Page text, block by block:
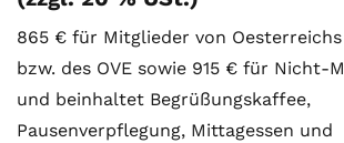
865 € für Mitglieder von Oesterreichs
bzw. des OVE sowie 915 € für Nicht-
und beinhaltet Begrüßungskaffee,
Pausenverpflegung, Mittagessen und